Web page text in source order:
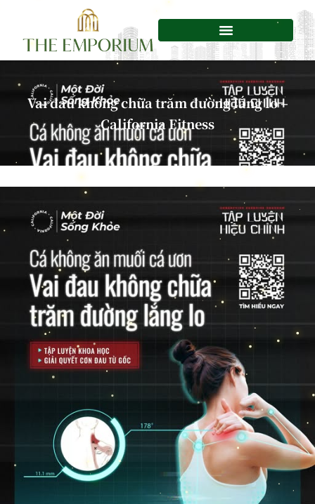
Chuyển
dung
Vai đau không chữa trăm đường lắng lo –
California Fitness